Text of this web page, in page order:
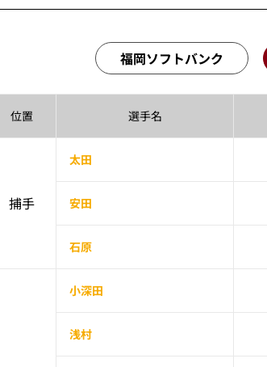
福岡ソフトバンク
位置 選手名
捕手
太田
安田
石原
小深田
浅村